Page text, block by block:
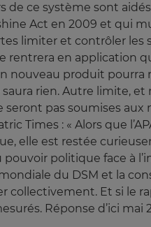
de ce système sont
Act en 2009 et qui
limiter et contrôler les
rentrera en application
nouveau produit pourra
saura rien. Autre limite,
pas soumises aux
Times : « Alors que
elle est restée
pouvoir politique face à
du DSM et la
collectivement. Et si le
Réponse d’ici mai